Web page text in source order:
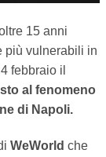
15 anni
più vulnerabili in
febbraio il
al fenomeno
di Napoli.
WeWorld che